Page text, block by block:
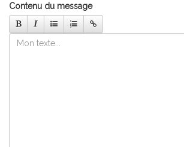
Contenu du message